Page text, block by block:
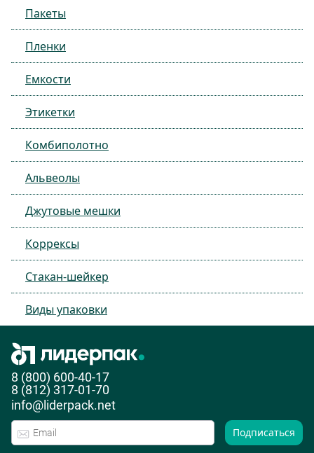
Пакеты
Пленки
Емкости
Этикетки
Комбиполотно
Альвеолы
Джутовые мешки
Коррексы
Стакан-шейкер
Виды упаковки
8 (800) 600-40-17
8 (812) 317-01-70
info@liderpack.net
Подписаться